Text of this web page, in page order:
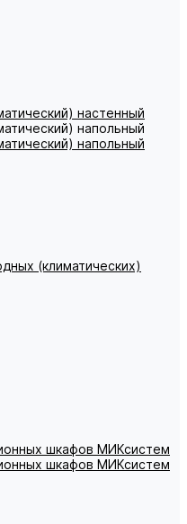
настенный
напольный
напольный
(климатических)
шкафов МИКсистем
шкафов МИКсистем